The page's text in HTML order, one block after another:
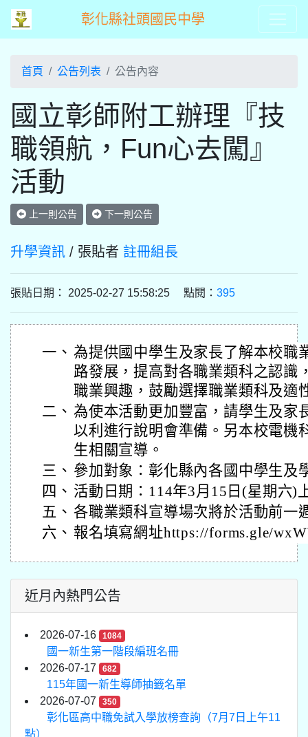
彰化縣社頭國民中學
首頁 公告列表 公告內容
國立彰師附工辦理『技
職領航，Fun心去闖』
活動
上一則公告 下一則公告
升學資訊 / 張貼者 註冊組長
張貼日期： 2025-02-27 15:58:25 點閱： 395
一、 為提供國中學生及家長了解本校職
路發展，提高對各職業類科之認識
職業興趣，鼓勵選擇職業類科及適
二、 為使本活動更加豐富，請學生及家
以利進行說明會準備。另本校電機
生相關宣導。
三、 參加對象：彰化縣內各國中學生及
四、 活動日期：114年3月15日(星期六)
五、 各職業類科宣導場次將於活動前一
六、 報名填寫網址https://forms.gle/
近月內熱門公告
2026-07-16 1084
國一新生第一階段編班名冊
2026-07-17
682
115年國一新生導師抽籤名單
2026-07-07
350
彰化區高中職免試入學放榜查詢（7月7日上午11
點）